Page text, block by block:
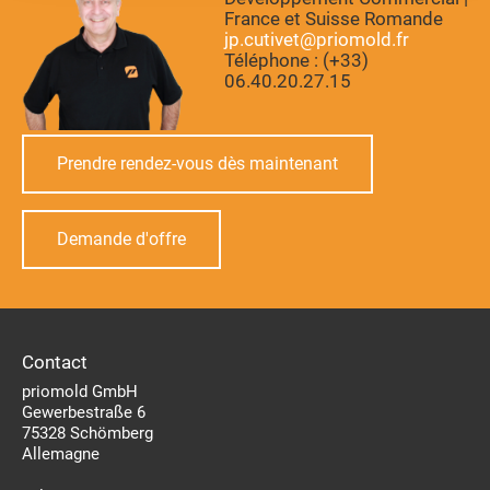
France et Suisse Romande
jp.cutivet@priomold.fr
Téléphone : (+33)
06.40.20.27.15
Prendre rendez-vous dès maintenant
Demande d'offre
Contact
priomold GmbH
Gewerbestraße 6
75328 Schömberg
Allemagne